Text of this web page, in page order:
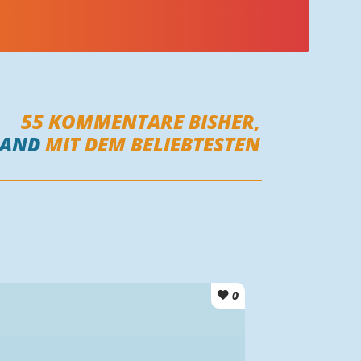
55KOMMENTARE BISHER,
MIT DEM BELIEBTESTEN
0